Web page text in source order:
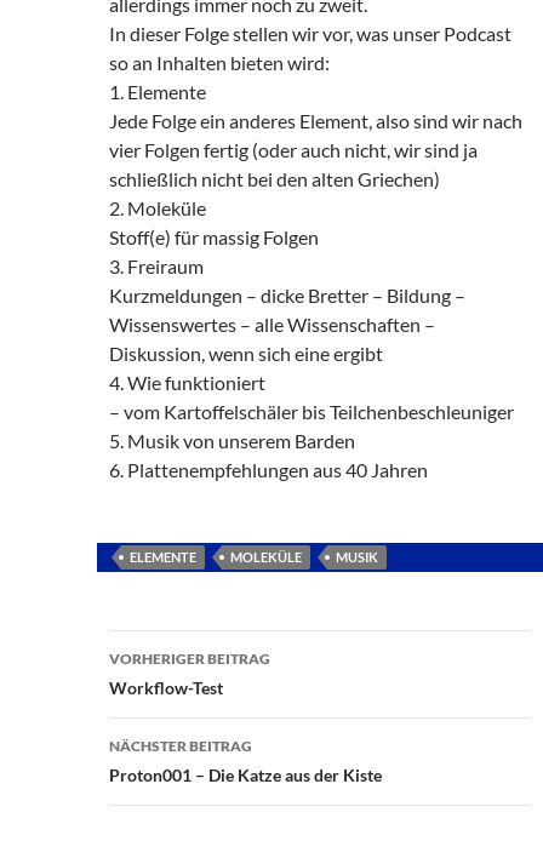
In dieser Folge stellen wir vor, was unser Podcast
so an Inhalten bieten wird:
1. Elemente
Jede Folge ein anderes Element, also sind wir nach
vier Folgen fertig (oder auch nicht, wir sind ja
schließlich nicht bei den alten Griechen)
2. Moleküle
Stoff(e) für massig Folgen
3. Freiraum
Kurzmeldungen – dicke Bretter – Bildung –
Wissenswertes – alle Wissenschaften –
Diskussion, wenn sich eine ergibt
4. Wie funktioniert
– vom Kartoffelschäler bis Teilchenbeschleuniger
5. Musik von unserem Barden
6. Plattenempfehlungen aus 40 Jahren
ELEMENTE MOLEKÜLE MUSIK
Beitragsnavigation
VORHERIGER BEITRAG
Workflow-Test
NÄCHSTER BEITRAG
Proton001 – Die Katze aus der Kiste